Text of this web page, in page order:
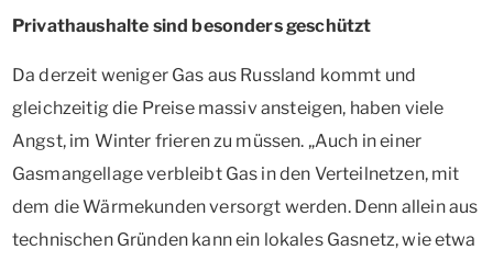
Privathaushalte sind besonders geschützt
Da derzeit weniger Gas aus Russland kommt und
gleichzeitig die Preise massiv ansteigen, haben viele
Angst, im Winter frieren zu müssen. „Auch in einer
Gasmangellage verbleibt Gas in den Verteilnetzen, mit
dem die Wärmekunden versorgt werden. Denn allein aus
technischen Gründen kann ein lokales Gasnetz, wie etwa